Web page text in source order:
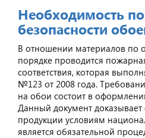
Необходимость
безопасности
В отношении материалов по
порядке проводится
соответствия, которая
№123 от 2008 года.
на обои состоит в
Данный документ доказывает
продукции условиям
является обязательной